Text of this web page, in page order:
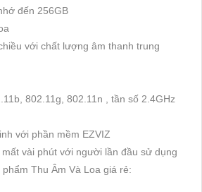
đến 256GB
với chất lượng âm thanh trung
802.11g, 802.11n , tần số 2.4GHz
với phần mềm EZVIZ
vài phút với người lần đầu sử dụng
Thu Âm Và Loa giá rẻ: